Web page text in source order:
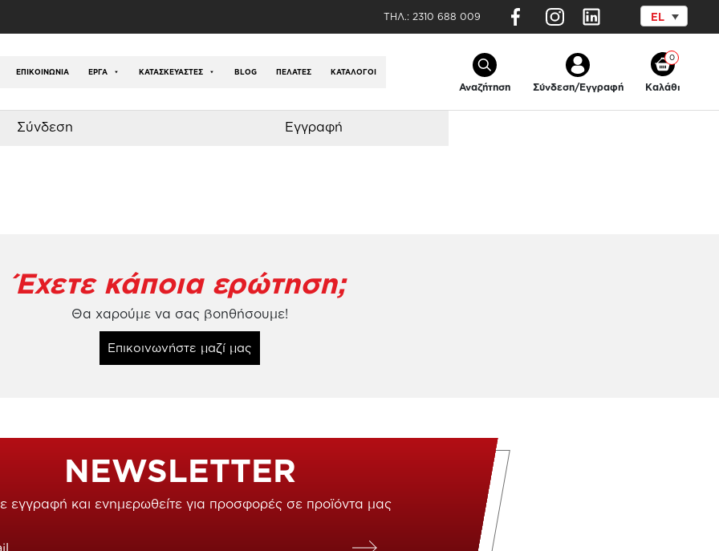
ΤΗΛ.: 2310 688 009 EL
ΕΠΙΚΟΙΝΩΝΊΑ ΕΡΓΑ ΚΑΤΑΣΚΕΥΑΣΤΕΣ BLOG ΠΕΛΑΤΕΣ ΚΑΤΆΛΟΓΟΙ
Αναζήτηση Σύνδεση/Εγγραφή
0
Καλάθι
Σύνδεση Εγγραφή
Έχετε κάποια ερώτηση;
Θα χαρούμε να σας βοηθήσουμε!
Επικοινωνήστε μαζί μας
NEWSLETTER
εγγραφή και ενημερωθείτε για προσφορές σε προϊόντα μας